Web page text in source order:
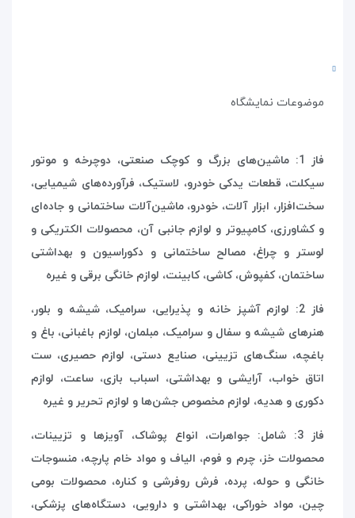
موضوعات نمایشگاه
فاز 1: ماشین‌های بزرگ و کوچک صنعتی، دوچرخه و موتور
سیکلت، قطعات یدکی خودرو، لاستیک، فرآورده‌های شیمیایی،
سخت‌افزار، ابزار آلات، خودرو، ماشین‌آلات ساختمانی و جاده‌ای
و کشاورزی، کامپیوتر و لوازم جانبی آن، محصولات الکتریکی و
لوستر و چراغ، مصالح ساختمانی و دکوراسیون و بهداشتی
ساختمان، کفپوش، کاشی، کابینت، لوازم خانگی برقی و غیره
فاز 2: لوازم آشپز خانه و پذیرایی، سرامیک، شیشه و بلور،
هنرهای شیشه و سفال و سرامیک، مبلمان، لوازم باغبانی، باغ و
باغچه، سنگ‌های تزیینی، صنایع دستی، لوازم حصیری، ست
اتاق خواب، آرایشی و بهداشتی، اسباب بازی، ساعت، لوازم
دکوری و هدیه، لوازم مخصوص جشن‌ها و لوازم تحریر و غیره
فاز 3: شامل: جواهرات، انواع پوشاک، آویزها و تزیینات،
محصولات خز، چرم و فوم، الیاف و مواد خام پارچه، منسوجات
خانگی و حوله، پرده، فرش روفرشی و کناره، محصولات بومی
چین، مواد خوراکی، بهداشتی و دارویی، دستگاه‌های پزشکی،